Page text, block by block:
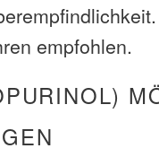
empfohlen.